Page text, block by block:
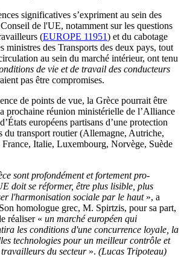
significatives s’expriment au sein des
de l'UE, notamment sur les questions
(EUROPE 11951) et du cabotage
ministres des Transports des deux pays, tout
au sein du marché intérieur, ont tenu
de vie et de travail des conducteurs
pas être compromises.
de points de vue, la Grèce pourrait être
prochaine réunion ministérielle de l’Alliance
européens partisans d’une protection
du transport routier (Allemagne, Autriche,
Italie, Luxembourg, Norvège, Suède
sont profondément et fortement pro-
doit se réformer, être plus lisible, plus
l'harmonisation sociale par le haut», a
homologue grec, M. Spirtzis, pour sa part,
réaliser « un marché européen qui
les conditions d'une concurrence loyale, la
technologies pour un meilleur contrôle et
du secteur». (Lucas Tripoteau)